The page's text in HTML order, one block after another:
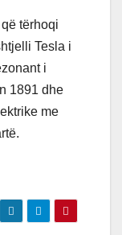
tërhoqi
Tesla i
i
1891 dhe
me